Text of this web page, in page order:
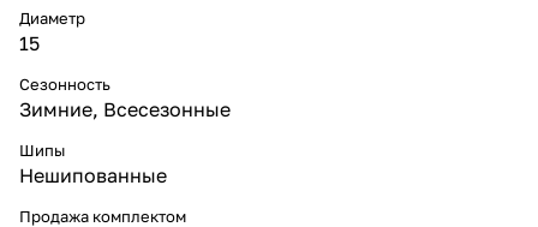
Диаметр
15
Сезонность
Зимние, Всесезонные
Шипы
Нешипованные
Продажа комплектом